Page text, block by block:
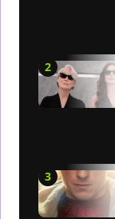
2
3